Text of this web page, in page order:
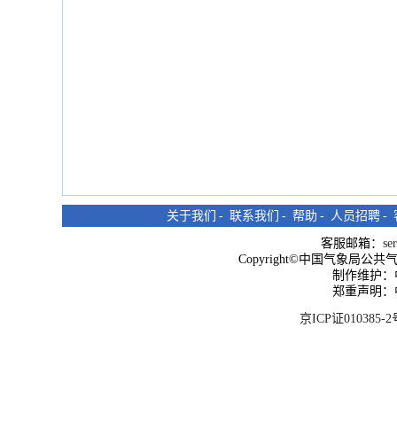
关于我们 - 联系我们 - 帮助 - 人员招聘 -
客服邮箱：
Copyright©中国气象局公共
制作维护
郑重声明
京ICP证010385-2